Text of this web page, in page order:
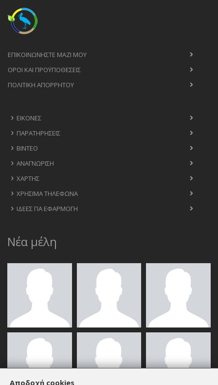
ΕΠΙΚΟΙΝΩΝΉΣΤΕ ΜΑΖΊ ΜΟΥ
ΟΡΟΙ ΚΑΙ ΠΡΟΫΠΟΘΈΣΕΙΣ
ΠΟΛΙΤΙΚΉ ΑΠΟΡΡΉΤΟΥ
ΕΙΚΌΝΕΣ
ΠΑΡΑΤΗΡΉΣΕΙΣ
ΒΊΝΤΕΟ
ΑΝΑΓΝΏΡΙΣΗ
ΧΆΡΤΗΣ
ΧΡΉΣΙΜΑ ΤΗΛΈΦΩΝΑ
ΙΔΈΕΣ ΓΙΑ ΕΦΑΡΜΟΓΉ
Νέα μέλη
Αποδοχή cookies